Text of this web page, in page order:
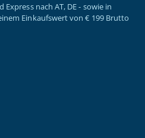
nach AT, DE - sowie in
Einkaufswert von € 199 Brutto